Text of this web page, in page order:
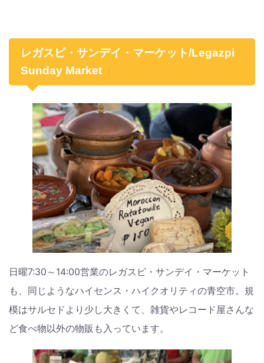
レガスピ・サンデイ・マーケット/Legazpi
Sunday Market
日曜7:30～14:00営業のレガスピ・サンデイ・マーケット
も、同じようなハイセンス・ハイクオリティの青空市。規
模はサルセドより少し大きくて、雑貨やレコード屋さんな
ど食べ物以外の物販も入っています。